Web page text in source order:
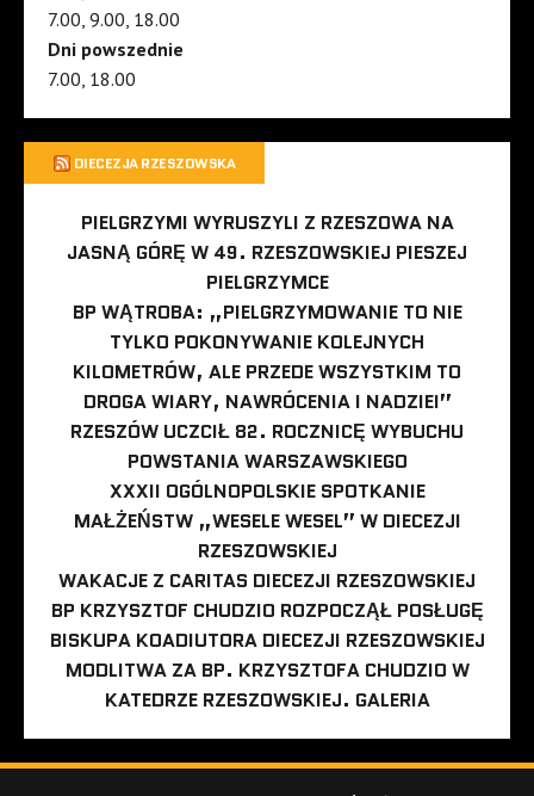
7.00, 9.00, 18.00
Dni powszednie
7.00, 18.00
DIECEZJA RZESZOWSKA
PIELGRZYMI WYRUSZYLI Z RZESZOWA NA
JASNĄ GÓRĘ W 49. RZESZOWSKIEJ PIESZEJ
PIELGRZYMCE
BP WĄTROBA: „PIELGRZYMOWANIE TO NIE
TYLKO POKONYWANIE KOLEJNYCH
KILOMETRÓW, ALE PRZEDE WSZYSTKIM TO
DROGA WIARY, NAWRÓCENIA I NADZIEI”
RZESZÓW UCZCIŁ 82. ROCZNICĘ WYBUCHU
POWSTANIA WARSZAWSKIEGO
XXXII OGÓLNOPOLSKIE SPOTKANIE
MAŁŻEŃSTW „WESELE WESEL” W DIECEZJI
RZESZOWSKIEJ
WAKACJE Z CARITAS DIECEZJI RZESZOWSKIEJ
BP KRZYSZTOF CHUDZIO ROZPOCZĄŁ POSŁUGĘ
BISKUPA KOADIUTORA DIECEZJI RZESZOWSKIEJ
MODLITWA ZA BP. KRZYSZTOFA CHUDZIO W
KATEDRZE RZESZOWSKIEJ. GALERIA